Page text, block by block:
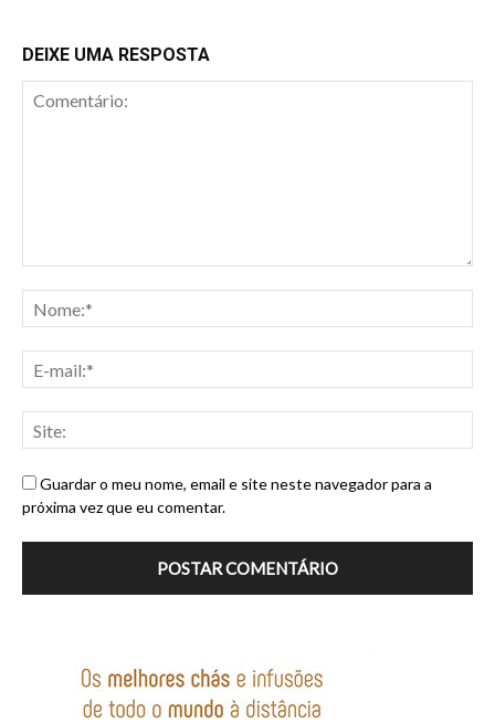
DEIXE UMA RESPOSTA
Guardar o meu nome, email e site neste navegador para a
próxima vez que eu comentar.